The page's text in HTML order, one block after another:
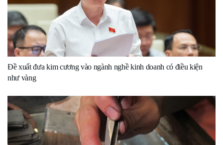
Đề xuất đưa kim cương vào ngành nghề kinh doanh có điều kiện
như vàng